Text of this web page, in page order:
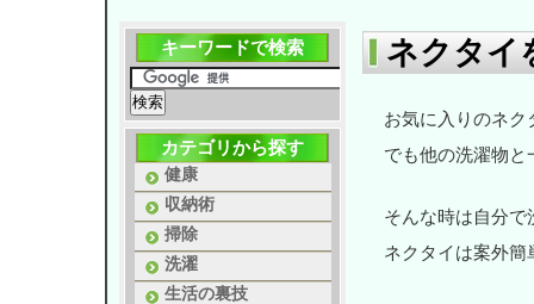
ネクタイ
お気に入りのネク
でも他の洗濯物と
そんな時は自分で
ネクタイは案外簡
キーワードで検索
カテゴリから探す
健康
収納術
掃除
洗濯
生活の裏技